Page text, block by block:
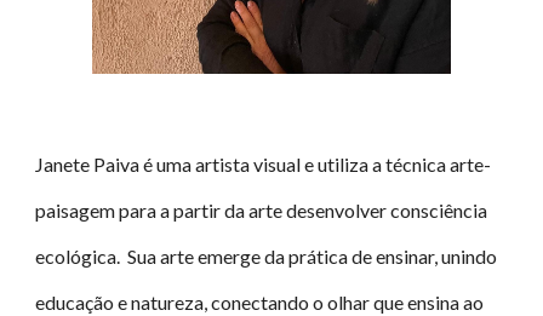
Janete Paiva é uma artista visual e utiliza a técnica arte-
paisagem para a partir da arte desenvolver consciência
ecológica. Sua arte emerge da prática de ensinar, unindo
educação e natureza, conectando o olhar que ensina ao